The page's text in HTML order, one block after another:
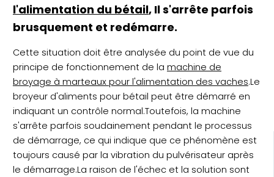
l'alimentation du bétail, Il s'arrête parfois
brusquement et redémarre.
Cette situation doit être analysée du point de vue du
principe de fonctionnement de la machine de
broyage à marteaux pour l'alimentation des vaches.Le
broyeur d'aliments pour bétail peut être démarré en
indiquant un contrôle normal.Toutefois, la machine
s'arrête parfois soudainement pendant le processus
de démarrage, ce qui indique que ce phénomène est
toujours causé par la vibration du pulvérisateur après
le démarrage.La raison de l'échec et la solution sont